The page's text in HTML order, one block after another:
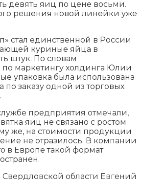
девять яиц по цене восьми.
решения новой линейки уже
стал единственной в России
куриные яйца в
штук. По словам
по маркетингу холдинга Юлии
упаковка была использована
по заказу одной из торговых
предприятия отмечали,
яиц не связано с ростом
же, на стоимости продукции
не отразилось. В компании
в Европе такой формат
Свердловской области Евгений